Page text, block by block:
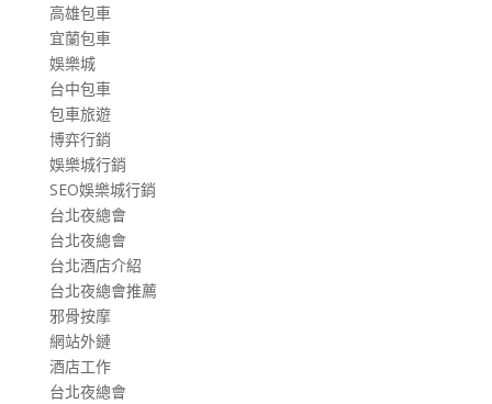
高雄包車
宜蘭包車
娛樂城
台中包車
包車旅遊
博弈行銷
娛樂城行銷
SEO娛樂城行銷
台北夜總會
台北夜總會
台北酒店介紹
台北夜總會推薦
邪骨按摩
網站外鏈
酒店工作
台北夜總會